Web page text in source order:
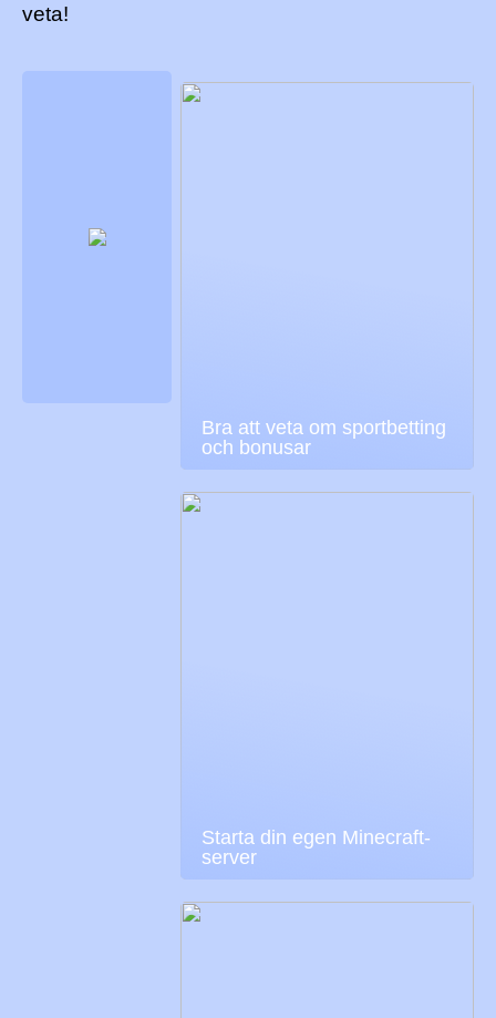
veta!
Bra att veta om sportbetting
och bonusar
Starta din egen Minecraft-
server